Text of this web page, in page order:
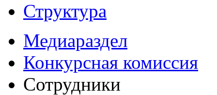
Структура
Медиараздел
Конкурсная комиссия
Сотрудники